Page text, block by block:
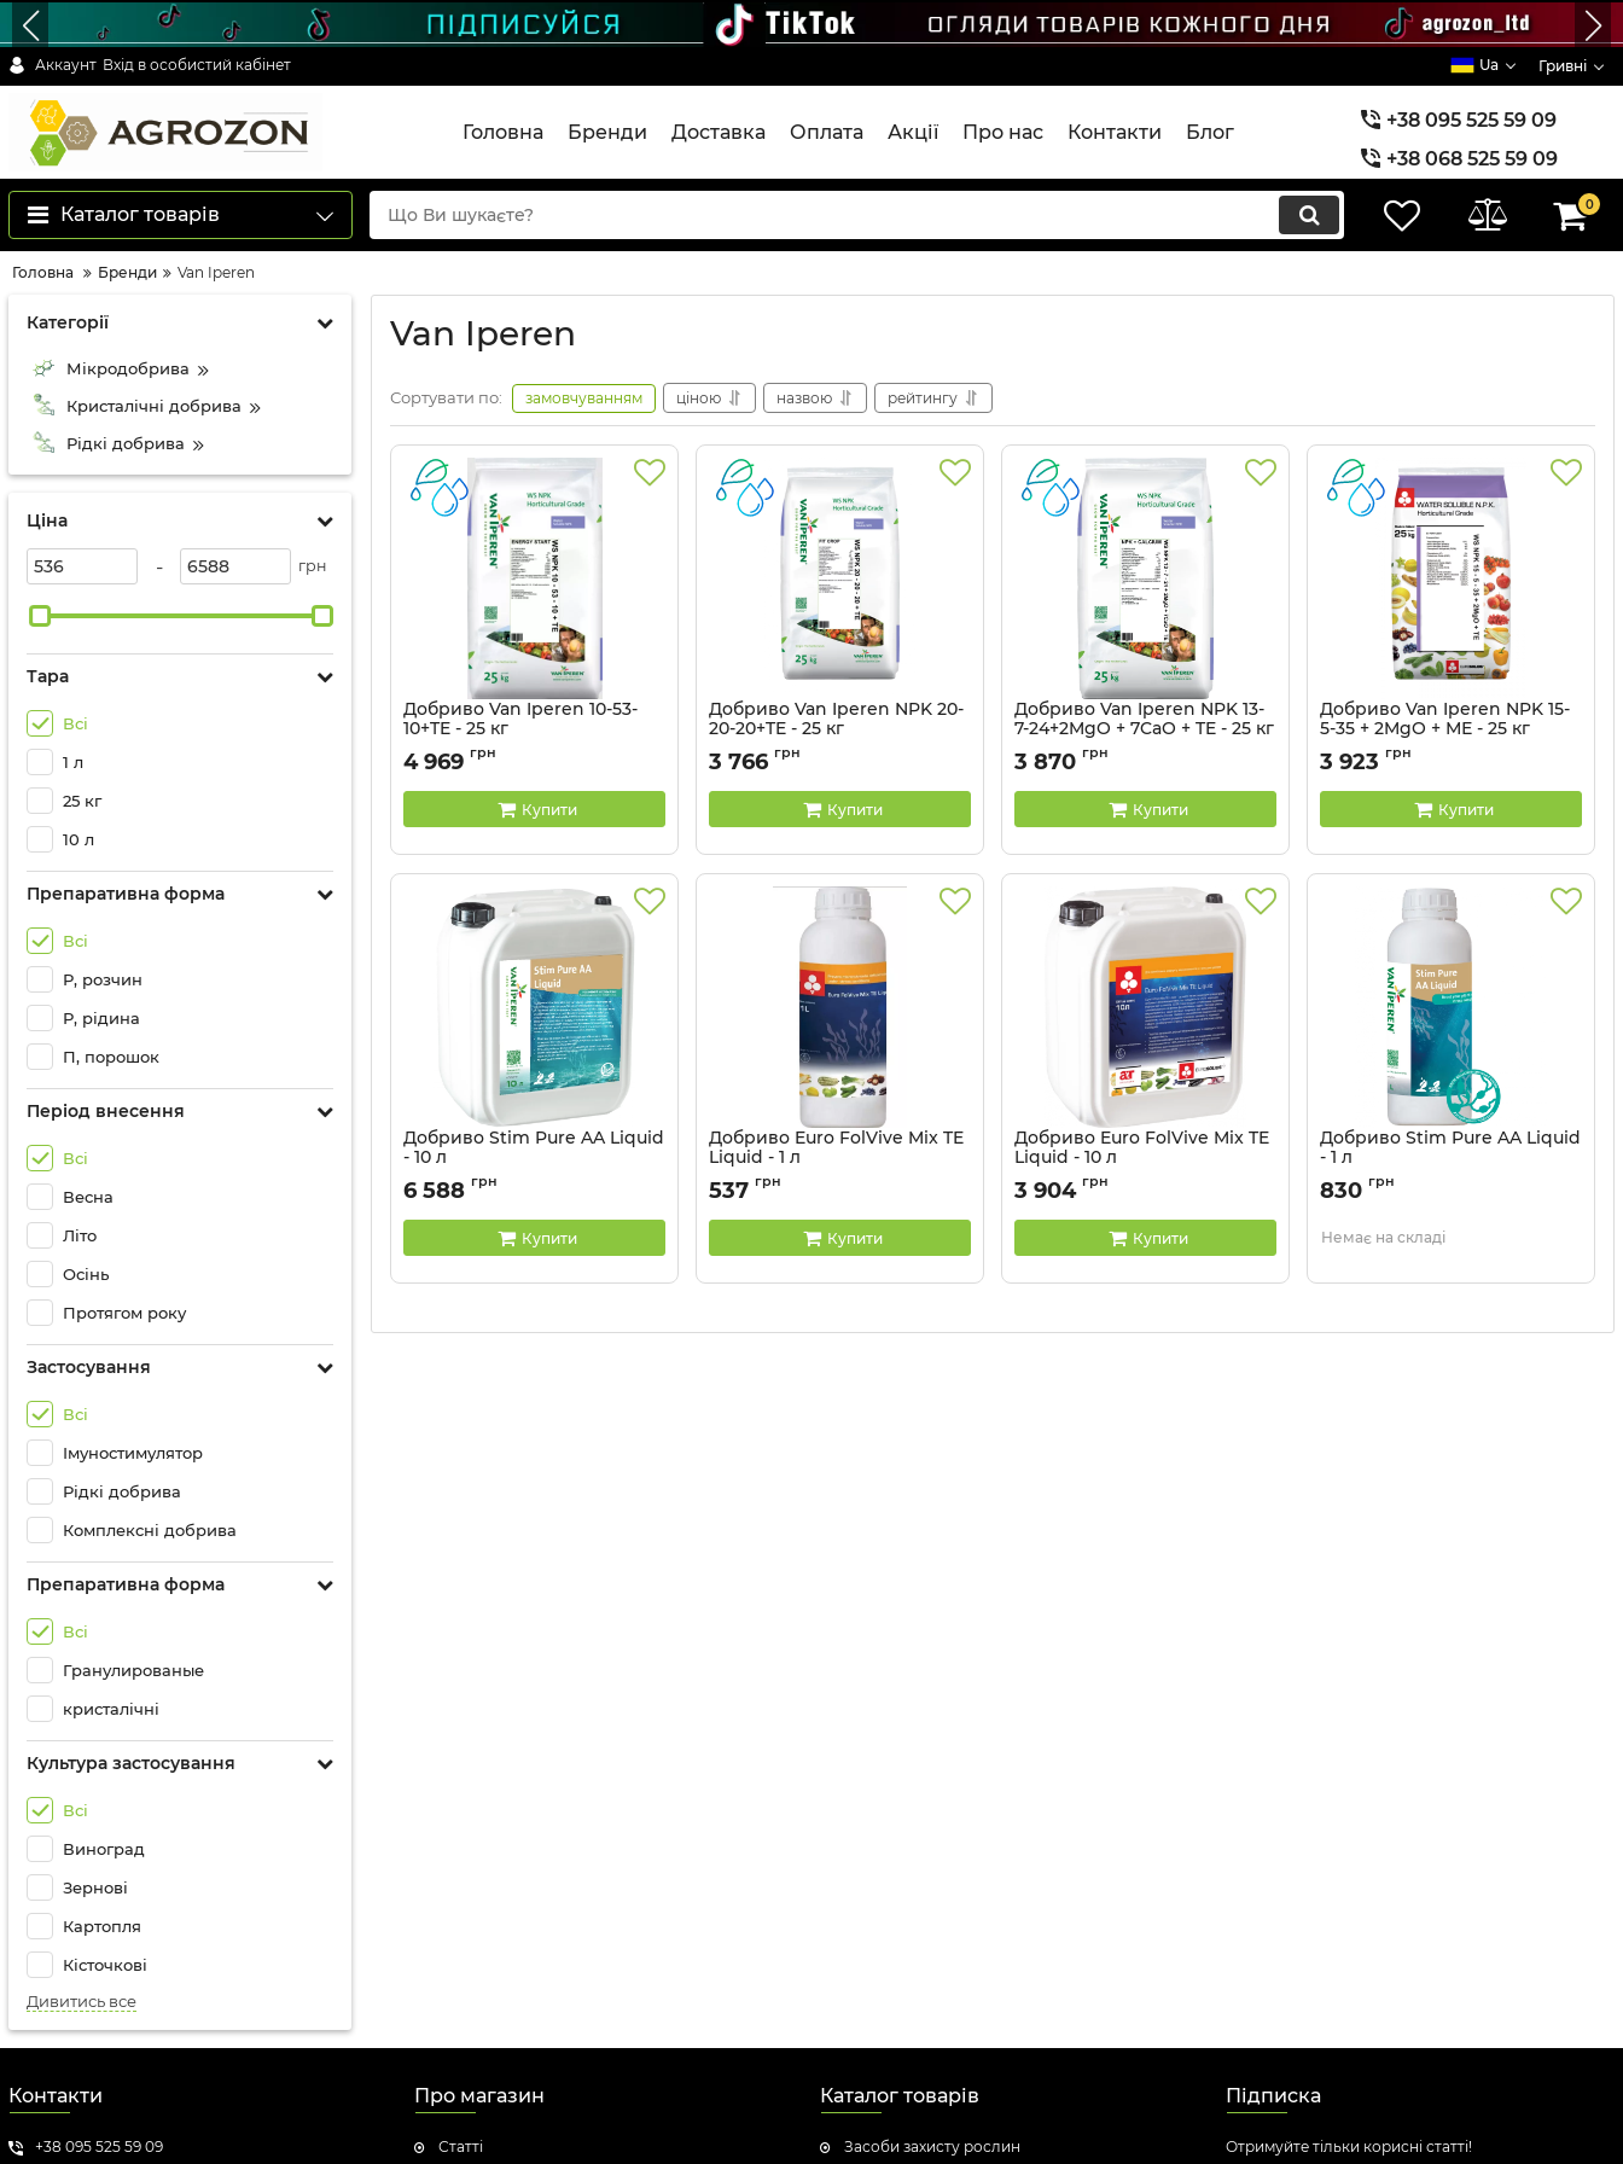
Аккаунт Вхід в особистий кабінет Ua Гривні
Головна Бренди Доставка Оплата Акції Про нас Контакти Блог
+38 095 525 59 09
+38 068 525 59 09
+38 073 525 59 09
Каталог товарів 0
Головна Бренди Van Iperen
Категорії
Мікродобрива
Кристалічні добрива
Рідкі добрива
Ціна
- грн
Тара
Всі
1 л
25 кг
10 л
Препаративна форма
Всі
Р, розчин
Р, рідина
П, порошок
Період внесення
Всі
Весна
Літо
Осінь
Протягом року
Застосування
Всі
Імуностимулятор
Рідкі добрива
Комплексні добрива
Препаративна форма
Всі
Гранулированые
кристалічні
Культура застосування
Всі
Виноград
Зернові
Картопля
Кісточкові
Дивитись все
Van Iperen
Сортувати по: замовчуванням ціною назвою рейтингу
Добриво Van Iperen 10-53-
10+TE - 25 кг
Артикул: 32044108
4 969 грн
Купити
Добриво Van Iperen NPK 20-
20-20+TE - 25 кг
Артикул: 32044107
3 766 грн
Купити
Добриво Van Iperen NPK 13-
7-24+2MgO + 7CaO + TE - 25 кг
Артикул: 32044106
3 870 грн
Купити
Добриво Van Iperen NPK 15-
5-35 + 2MgO + МЕ - 25 кг
Артикул: 32044105
3 923 грн
Купити
Добриво Stim Pure AA Liquid
- 10 л
Артикул: 32044103
6 588 грн
Купити
Добриво Euro FolVive Mix TE
Liquid - 1 л
Артикул: 32044102
537 грн
Купити
Добриво Euro FolVive Mix TE
Liquid - 10 л
Артикул: 32044101
3 904 грн
Купити
Добриво Stim Pure AA Liquid
- 1 л
Артикул: 32044104
830 грн
Немає на складі
Контакти
+38 095 525 59 09
Про магазин
Статті
Каталог товарів
Засоби захисту рослин
Підписка
Отримуйте тільки корисні статті!